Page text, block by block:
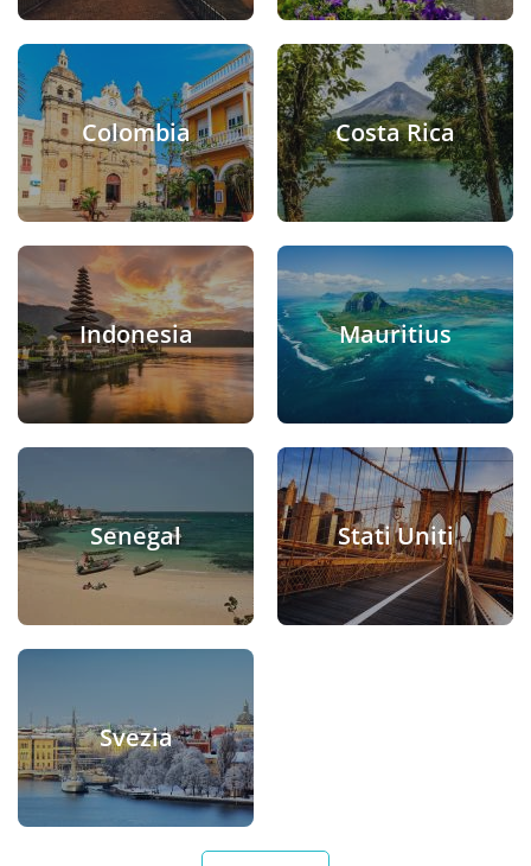
Colombia Costa Rica
Indonesia Mauritius
Senegal Stati Uniti
Svezia